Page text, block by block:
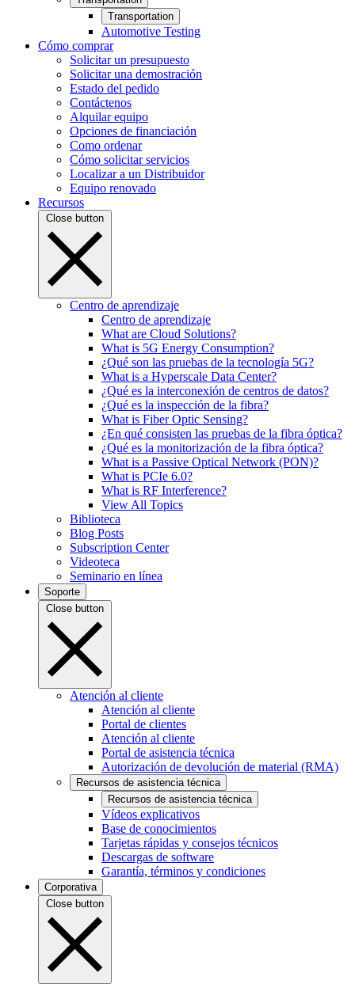
Transportation
Automotive Testing
Cómo comprar
Solicitar un presupuesto
Solicitar una demostración
Estado del pedido
Contáctenos
Alquilar equipo
Opciones de financiación
Como ordenar
Cómo solicitar servicios
Localizar a un Distribuidor
Equipo renovado
Recursos
Close button
Centro de aprendizaje
Centro de aprendizaje
What are Cloud Solutions?
What is 5G Energy Consumption?
¿Qué son las pruebas de la tecnología 5G?
What is a Hyperscale Data Center?
¿Qué es la interconexión de centros de datos?
¿Qué es la inspección de la fibra?
What is Fiber Optic Sensing?
¿En qué consisten las pruebas de la fibra óptica?
¿Qué es la monitorización de la fibra óptica?
What is a Passive Optical Network (PON)?
What is PCIe 6.0?
What is RF Interference?
View All Topics
Biblioteca
Blog Posts
Subscription Center
Videoteca
Seminario en línea
Soporte
Close button
Atención al cliente
Atención al cliente
Portal de clientes
Atención al cliente
Portal de asistencia técnica
Autorización de devolución de material (RMA)
Recursos de asistencia técnica
Recursos de asistencia técnica
Vídeos explicativos
Base de conocimientos
Tarjetas rápidas y consejos técnicos
Descargas de software
Garantía, términos y condiciones
Corporativa
Close button